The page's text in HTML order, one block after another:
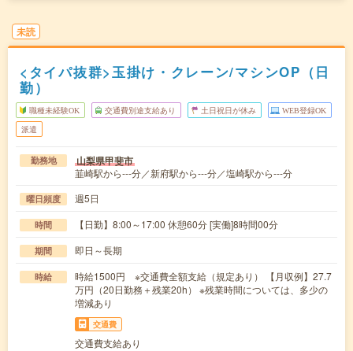
未読
<タイパ抜群>玉掛け・クレーン/マシンOP（日
勤）
職種未経験OK 交通費別途支給あり 土日祝日が休み WEB登録OK
派遣
勤務地 山梨県甲斐市
韮崎駅から---分／新府駅から---分／塩崎駅から---分
曜日頻度 週5日
時間 【日勤】8:00～17:00 休憩60分 [実働]8時間00分
期間 即日～長期
時給
時給1500円 ※交通費全額支給（規定あり） 【月収例】27.7
万円（20日勤務＋残業20h） ※残業時間については、多少の
増減あり
交通費
交通費支給あり